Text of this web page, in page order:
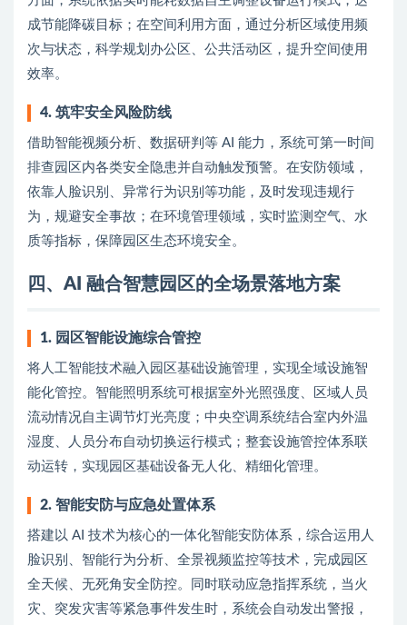
成节能降碳目标；在空间利用方面，通过分析区域使用频
次与状态，科学规划办公区、公共活动区，提升空间使用
效率。
4. 筑牢安全风险防线
借助智能视频分析、数据研判等 AI 能力，系统可第一时间
排查园区内各类安全隐患并自动触发预警。在安防领域，
依靠人脸识别、异常行为识别等功能，及时发现违规行
为，规避安全事故；在环境管理领域，实时监测空气、水
质等指标，保障园区生态环境安全。
四、AI 融合智慧园区的全场景落地方案
1. 园区智能设施综合管控
将人工智能技术融入园区基础设施管理，实现全域设施智
能化管控。智能照明系统可根据室外光照强度、区域人员
流动情况自主调节灯光亮度；中央空调系统结合室内外温
湿度、人员分布自动切换运行模式；整套设施管控体系联
动运转，实现园区基础设备无人化、精细化管理。
2. 智能安防与应急处置体系
搭建以 AI 技术为核心的一体化智能安防体系，综合运用人
脸识别、智能行为分析、全景视频监控等技术，完成园区
全天候、无死角安全防控。同时联动应急指挥系统，当火
灾、突发灾害等紧急事件发生时，系统会自动发出警报，